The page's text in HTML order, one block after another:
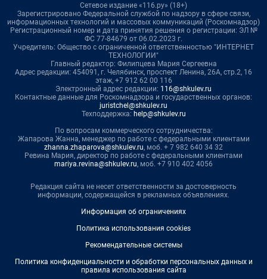
Сетевое издание «116.ру» (18+)
Зарегистрировано Федеральной службой по надзору в сфере связи,
информационных технологий и массовых коммуникаций (Роскомнадзор)
Регистрационный номер и дата принятия решения о регистрации: ЭЛ №
ФС 77-84679 от 06.02.2023 г.
Учредитель: Общество с ограниченной ответственностью "ИНТЕРНЕТ
ТЕХНОЛОГИИ"
Главный редактор: Филипцева Мария Сергеевна
Адрес редакции: 454091, г. Челябинск, проспект Ленина, 26А, стр.2, 16
этаж, +7 912 62 00 116
Электронный адрес редакции: 116@shkulev.ru
Контактные данные для Роскомнадзора и государственных органов:
juristchel@shkulev.ru
Техподдержка: help@shkulev.ru
По вопросам коммерческого сотрудничества:
Жапарова Жанна, менеджер по работе с федеральными клиентами
zhanna.zhaparova@shkulev.ru, моб. + 7 982 640 34 32
Ревина Мария, директор по работе с федеральными клиентами
mariya.revina@shkulev.ru, моб. +7 910 402 4056
Редакция сайта не несет ответственности за достоверность
информации, содержащейся в рекламных объявлениях.
Информация об ограничениях
Политика использования cookies
Рекомендательные системы
Политика конфиденциальности и обработки персональных данных и
правила использования сайта